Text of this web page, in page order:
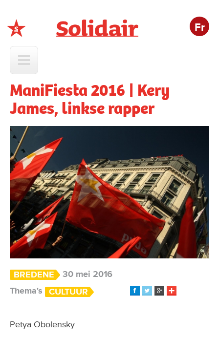
Fr
ManiFiesta 2016 | Kery
James, linkse rapper
BREDENE
30 mei 2016
Thema's
CULTUUR
Petya Obolensky